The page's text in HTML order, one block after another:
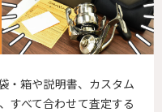
・箱や説明書、カスタム
すべて合わせて査定する